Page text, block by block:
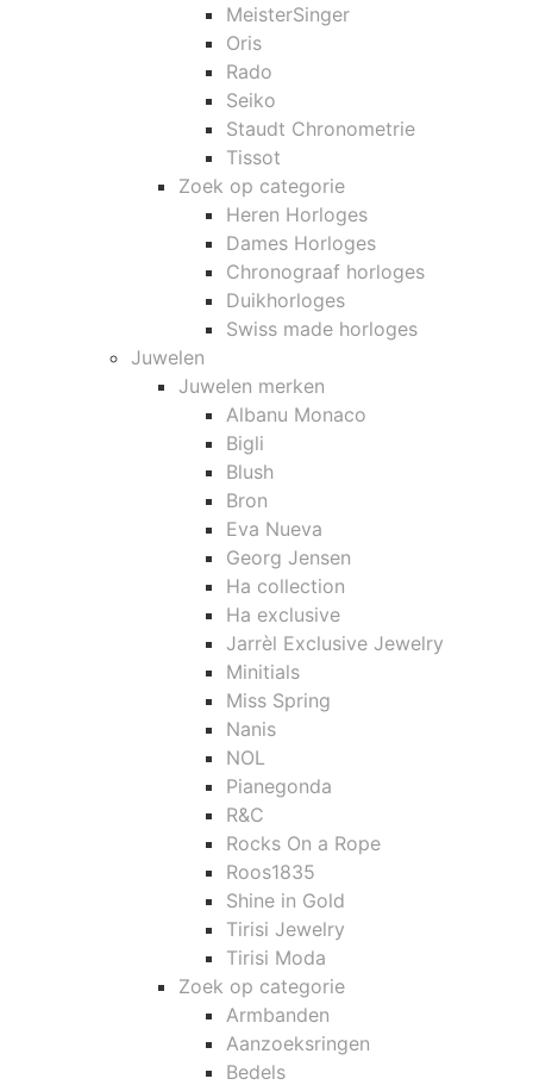
MeisterSinger
Oris
Rado
Seiko
Staudt Chronometrie
Tissot
Zoek op categorie
Heren Horloges
Dames Horloges
Chronograaf horloges
Duikhorloges
Swiss made horloges
Juwelen
Juwelen merken
Albanu Monaco
Bigli
Blush
Bron
Eva Nueva
Georg Jensen
Ha collection
Ha exclusive
Jarrèl Exclusive Jewelry
Minitials
Miss Spring
Nanis
NOL
Pianegonda
R&C
Rocks On a Rope
Roos1835
Shine in Gold
Tirisi Jewelry
Tirisi Moda
Zoek op categorie
Armbanden
Aanzoeksringen
Bedels